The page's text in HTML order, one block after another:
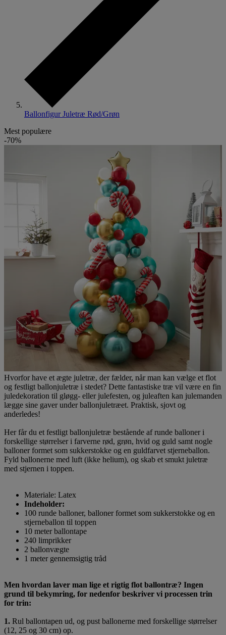
Ballonfigur Juletræ Rød/Grøn
Mest populære
-70%
Hvorfor have et ægte juletræ, der fælder, når man kan vælge et flot
og festligt ballonjuletræ i stedet? Dette fantastiske træ vil være en fin
juledekoration til gløgg- eller julefesten, og juleaften kan julemanden
lægge sine gaver under ballonjuletræet. Praktisk, sjovt og
anderledes!
Her får du et festligt ballonjuletræ bestående af runde balloner i
forskellige størrelser i farverne rød, grøn, hvid og guld samt nogle
balloner formet som sukkerstokke og en guldfarvet stjerneballon.
Fyld ballonerne med luft (ikke helium), og skab et smukt juletræ
med stjernen i toppen.
Materiale: Latex
Indeholder:
100 runde balloner, balloner formet som sukkerstokke og en
stjerneballon til toppen
10 meter ballontape
240 limprikker
2 ballonvægte
1 meter gennemsigtig tråd
Men hvordan laver man lige et rigtig flot ballontræ? Ingen
grund til bekymring, for nedenfor beskriver vi processen trin
for trin:
1. Rul ballontapen ud, og pust ballonerne med forskellige størrelser
(12, 25 og 30 cm) op.